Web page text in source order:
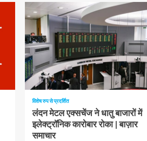
1 न्यूनतम पढ़ा
विशेष रुप से प्रदर्शित
लंदन मेटल एक्सचेंज ने धातु बाजारों में
इलेक्ट्रॉनिक कारोबार रोका | बाज़ार
समाचार